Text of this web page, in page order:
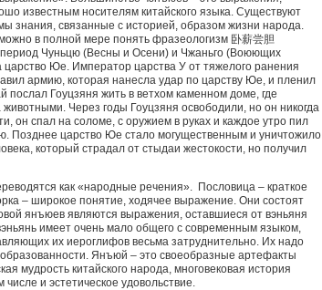
известным носителям китайского языка. Существуют
знания, связанные с историей, образом жизни народа.
в полной мере понять фразеологизм 卧薪尝胆
период Чуньцю (Весны и Осени) и Чжаньго (Воюющих
царство Юе. Император царства У от тяжелого ранения
армию, которая нанесла удар по царству Юе, и пленил
послал Гоуцзяня жить в ветхом каменном доме, где
Через годы Гоуцзяня освободили, но он никогда
он спал на соломе, с оружием в руках и каждое утро пил
Позднее царство Юе стало могущественным и уничтожило
который страдал от стыдаи жестокости, но получил
как «народные речения». Пословица – краткое
– широкое понятие, ходячее выражение. Они состоят
янъюев являются выражения, оставшиеся от вэньяня
имеет очень мало общего с современным языком,
их иероглифов весьма затруднительно. Их надо
Янъюй – это своеобразные артефакты
мудрость китайского народа, многовековая история
и эстетическое удовольствие.